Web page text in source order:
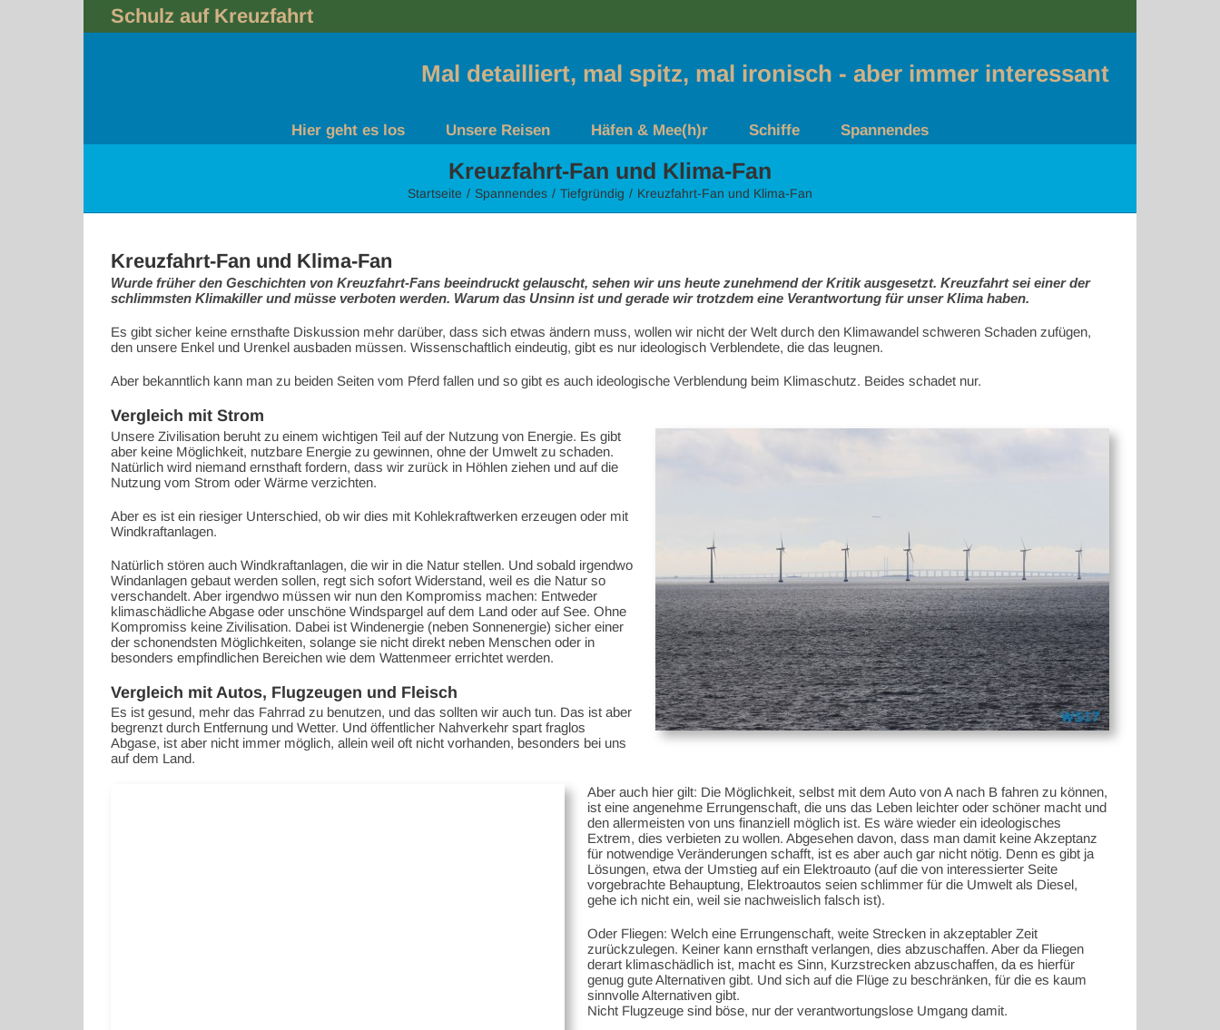
Schulz auf Kreuzfahrt
Mal detailliert, mal spitz, mal ironisch - aber immer interessant
Hier geht es los Unsere Reisen Häfen & Mee(h)r Schiffe Spannendes
Kreuzfahrt-Fan und Klima-Fan
Startseite Spannendes Tiefgründig Kreuzfahrt-Fan und Klima-Fan
Kreuzfahrt-Fan und Klima-Fan
Wurde früher den Geschichten von Kreuzfahrt-Fans beeindruckt gelauscht, sehen wir uns heute zunehmend der Kritik ausgesetzt. Kreuzfahrt sei einer der
schlimmsten Klimakiller und müsse verboten werden. Warum das Unsinn ist und gerade wir trotzdem eine Verantwortung für unser Klima haben.
Es gibt sicher keine ernsthafte Diskussion mehr darüber, dass sich etwas ändern muss, wollen wir nicht der Welt durch den Klimawandel schweren Schaden zufügen,
den unsere Enkel und Urenkel ausbaden müssen. Wissenschaftlich eindeutig, gibt es nur ideologisch Verblendete, die das leugnen.
Aber bekanntlich kann man zu beiden Seiten vom Pferd fallen und so gibt es auch ideologische Verblendung beim Klimaschutz. Beides schadet nur.
Vergleich mit Strom
Unsere Zivilisation beruht zu einem wichtigen Teil auf der Nutzung von Energie. Es gibt
aber keine Möglichkeit, nutzbare Energie zu gewinnen, ohne der Umwelt zu schaden.
Natürlich wird niemand ernsthaft fordern, dass wir zurück in Höhlen ziehen und auf die
Nutzung vom Strom oder Wärme verzichten.
Aber es ist ein riesiger Unterschied, ob wir dies mit Kohlekraftwerken erzeugen oder mit
Windkraftanlagen.
Natürlich stören auch Windkraftanlagen, die wir in die Natur stellen. Und sobald irgendwo
Windanlagen gebaut werden sollen, regt sich sofort Widerstand, weil es die Natur so
verschandelt. Aber irgendwo müssen wir nun den Kompromiss machen: Entweder
klimaschädliche Abgase oder unschöne Windspargel auf dem Land oder auf See. Ohne
Kompromiss keine Zivilisation. Dabei ist Windenergie (neben Sonnenergie) sicher einer
der schonendsten Möglichkeiten, solange sie nicht direkt neben Menschen oder in
besonders empfindlichen Bereichen wie dem Wattenmeer errichtet werden.
Vergleich mit Autos, Flugzeugen und Fleisch
Es ist gesund, mehr das Fahrrad zu benutzen, und das sollten wir auch tun. Das ist aber
begrenzt durch Entfernung und Wetter. Und öffentlicher Nahverkehr spart fraglos
Abgase, ist aber nicht immer möglich, allein weil oft nicht vorhanden, besonders bei uns
auf dem Land.
Aber auch hier gilt: Die Möglichkeit, selbst mit dem Auto von A nach B fahren zu können,
ist eine angenehme Errungenschaft, die uns das Leben leichter oder schöner macht und
den allermeisten von uns finanziell möglich ist. Es wäre wieder ein ideologisches
Extrem, dies verbieten zu wollen. Abgesehen davon, dass man damit keine Akzeptanz
für notwendige Veränderungen schafft, ist es aber auch gar nicht nötig. Denn es gibt ja
Lösungen, etwa der Umstieg auf ein Elektroauto (auf die von interessierter Seite
vorgebrachte Behauptung, Elektroautos seien schlimmer für die Umwelt als Diesel,
gehe ich nicht ein, weil sie nachweislich falsch ist).
Oder Fliegen: Welch eine Errungenschaft, weite Strecken in akzeptabler Zeit
zurückzulegen. Keiner kann ernsthaft verlangen, dies abzuschaffen. Aber da Fliegen
derart klimaschädlich ist, macht es Sinn, Kurzstrecken abzuschaffen, da es hierfür
genug gute Alternativen gibt. Und sich auf die Flüge zu beschränken, für die es kaum
sinnvolle Alternativen gibt.
Nicht Flugzeuge sind böse, nur der verantwortungslose Umgang damit.